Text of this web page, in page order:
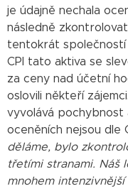
je údajně nechala
následně
tentokrát společností
CPI tato aktiva se
za ceny nad účetní
oslovili někteří
vyvolává pochybnost
oceněních nejsou dle
děláme, bylo
třetími stranami. Náš
mnohem